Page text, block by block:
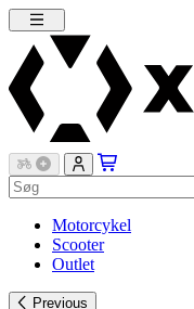
Motorcykel
Scooter
Outlet
Previous